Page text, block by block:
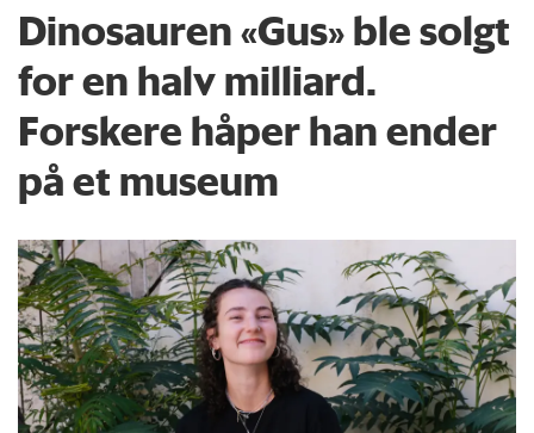
Dinosauren «Gus» ble solgt
for en halv milliard.
Forskere håper han ender
på et museum